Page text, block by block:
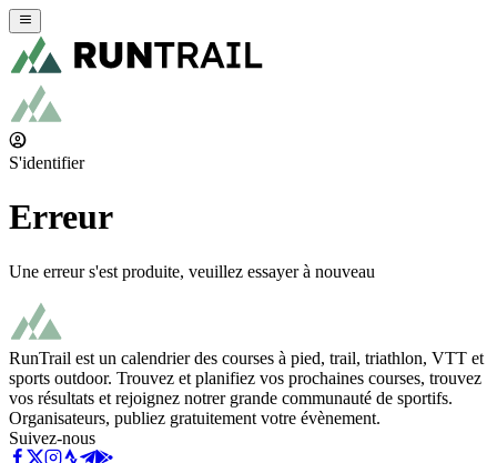
S'identifier
Erreur
Une erreur s'est produite, veuillez essayer à nouveau
RunTrail est un calendrier des courses à pied, trail, triathlon, VTT et
sports outdoor. Trouvez et planifiez vos prochaines courses, trouvez
vos résultats et rejoignez notrer grande communauté de sportifs.
Organisateurs, publiez gratuitement votre évènement.
Suivez-nous